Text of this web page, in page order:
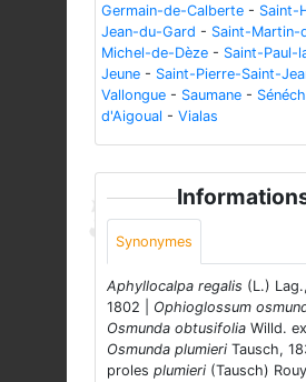
Germain-de-Calberte - Saint-
Jean-du-Gard - Saint-Martin-
Michel-de-Dèze - Saint-Paul-
Jeune - Saint-Pierre-Saint-
Vallongue - Saumane -
d'Aigoual - Vialas
Synonymes
Aphyllocalpa regalis (L.)
1802 | Ophioglossum
Osmunda obtusifolia Willd.
Osmunda plumieri Tausch,
proles plumieri (Tausch)